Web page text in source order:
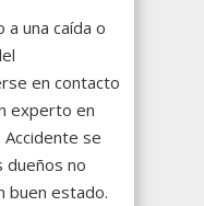
a una caída o
en contacto
experto en
se
dueños no
buen estado.